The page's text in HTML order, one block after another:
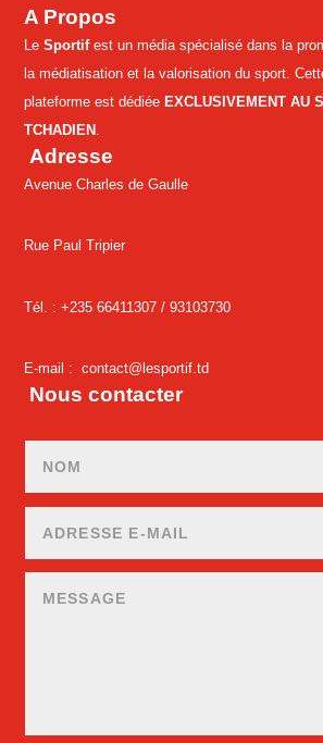
A Propos
LeSportifest un média spécialisé dans la
la médiatisation et la valorisation du sport.
plateforme est dédiée EXCLUSIVEMENT AU
TCHADIEN
Adresse
Avenue Charles de Gaulle
Rue Paul Tripier
Tél. : +235 66411307 /93103730
E-mail :contact@lesportif.td
Nous contacter